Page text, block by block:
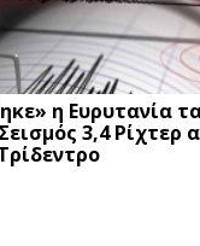
η Ευρυτανία
3,4 Ρίχτερ